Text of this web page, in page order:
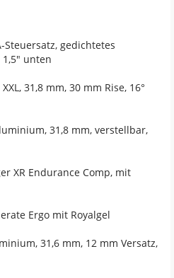
Steuersatz, gedichtetes
1,5" unten
31,8 mm, 30 mm Rise, 16°
31,8 mm, verstellbar,
XR Endurance Comp, mit
Ergo mit Royalgel
31,6 mm, 12 mm Versatz,